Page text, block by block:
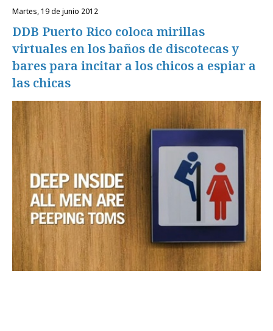
martes, 19 de junio 2012
DDB Puerto Rico coloca mirillas
virtuales en los baños de discotecas y
bares para incitar a los chicos a espiar a
las chicas